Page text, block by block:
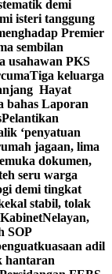
demi
isteri tanggung
Premier
sembilan
usahawan PKS
Tiga keluarga
Hayat
bahas Laporan
Pelantikan
‘penyatuan
jagaan, lima
dokumen,
seru warga
demi tingkat
stabil, tolak
Nelayan,
SOP
adil
hantaran